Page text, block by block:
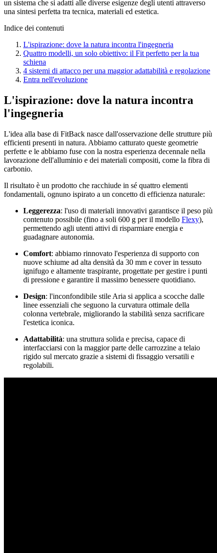
un sistema che si adatti alle diverse esigenze degli utenti attraverso
una sintesi perfetta tra tecnica, materiali ed estetica.
Indice dei contenuti
L'ispirazione: dove la natura incontra l'ingegneria
Quattro modelli, un solo obiettivo: il Fit perfetto per la tua
schiena
4 sistemi di attacco per una maggior adattabilità e regolazione
Entra nell'evoluzione
L'ispirazione: dove la natura incontra
l'ingegneria
L'idea alla base di FitBack nasce dall'osservazione delle strutture più
efficienti presenti in natura. Abbiamo catturato queste geometrie
perfette e le abbiamo fuse con la nostra esperienza decennale nella
lavorazione dell'alluminio e dei materiali compositi, come la fibra di
carbonio.
Il risultato è un prodotto che racchiude in sé quattro elementi
fondamentali, ognuno ispirato a un concetto di efficienza naturale:
Leggerezza: l'uso di materiali innovativi garantisce il peso più
contenuto possibile (fino a soli 600 g per il modello Flexy),
permettendo agli utenti attivi di risparmiare energia e
guadagnare autonomia.
Comfort: abbiamo rinnovato l'esperienza di supporto con
nuove schiume ad alta densità da 30 mm e cover in tessuto
ignifugo e altamente traspirante, progettate per gestire i punti
di pressione e garantire il massimo benessere quotidiano.
Design: l'inconfondibile stile Aria si applica a scocche dalle
linee essenziali che seguono la curvatura ottimale della
colonna vertebrale, migliorando la stabilità senza sacrificare
l'estetica iconica.
Adattabilità: una struttura solida e precisa, capace di
interfacciarsi con la maggior parte delle carrozzine a telaio
rigido sul mercato grazie a sistemi di fissaggio versatili e
regolabili.